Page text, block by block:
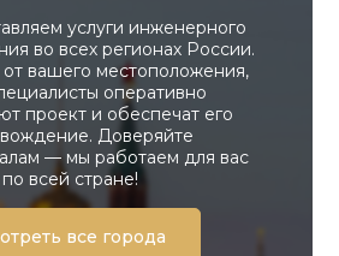
услуги инженерного
во всех регионах России.
вашего местоположения,
оперативно
проект и обеспечат его
Доверяйте
— мы работаем для вас
по всей стране!
все города